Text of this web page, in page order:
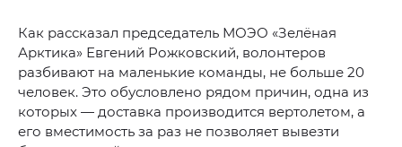
Как рассказал председатель МОЭО «Зелёная
Арктика» Евгений Рожковский, волонтеров
разбивают на маленькие команды, не больше 20
человек. Это обусловлено рядом причин, одна из
которых — доставка производится вертолетом, а
его вместимость за раз не позволяет вывезти